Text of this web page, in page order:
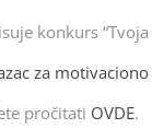
konkurs
za
pročitati OVDE.